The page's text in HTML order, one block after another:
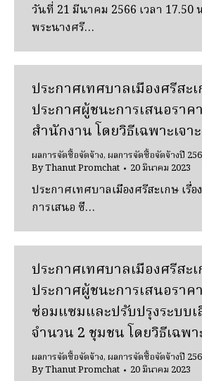
วันที่ 21 มีนาคม 2566 เวลา 17.50
พระนางศรี…
ประกาศเทศบาลเมืองศรีสะเ
ประกาศผู้ชนะการเสนอรา
สำนักงาน โดยวิธีเฉพาะเจา
ผลการจัดซื้อจัดจ้าง,ผลการจัดซื้อจัดจ้างปี
ByThanut Promchat 20 มีนาคม 2023
ประกาศเทศบาลเมืองศรีสะเกษ เรื่
การเสนอ ซื…
ประกาศเทศบาลเมืองศรีสะเ
ประกาศผู้ชนะการเสนอราค
ซ่อมแซมและปรับปรุงระบบ
จำนวน 2 ชุมชน โดยวิธีเฉพา
ผลการจัดซื้อจัดจ้าง,ผลการจัดซื้อจัดจ้างปี
ByThanut Promchat 20 มีนาคม 2023